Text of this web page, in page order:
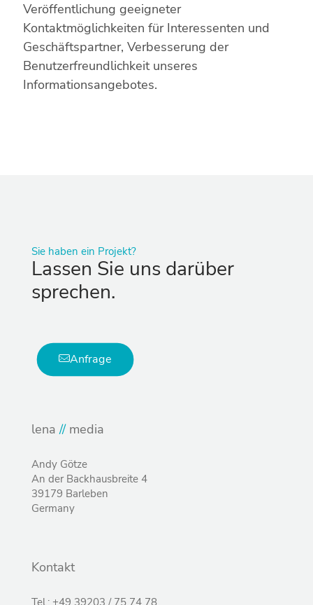
Veröffentlichung geeigneter
Kontaktmöglichkeiten für Interessenten und
Geschäftspartner, Verbesserung der
Benutzerfreundlichkeit unseres
Informationsangebotes.
Sie haben ein Projekt?
Lassen Sie uns darüber
sprechen.
Anfrage
lena//media
Andy Götze
An der Backhausbreite 4
39179 Barleben
Germany
Kontakt
Tel.: +49 39203 / 75 74 78